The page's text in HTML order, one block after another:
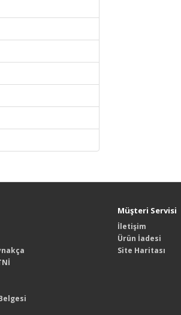
Müşteri Servisi
İletişim
Ürün İadesi
Site Haritası